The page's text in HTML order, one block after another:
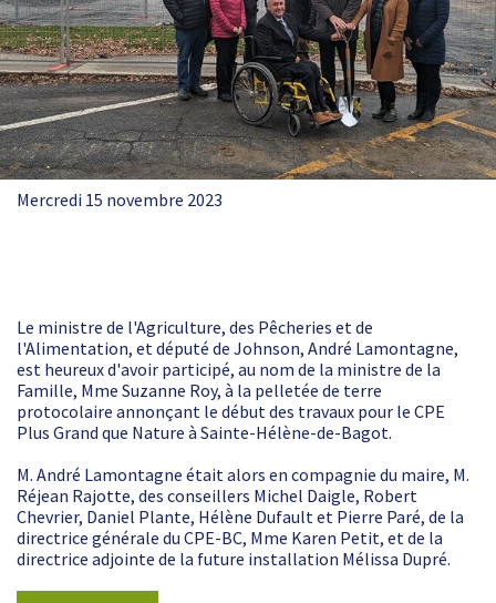
Mercredi 15 novembre 2023
Le ministre de l'Agriculture, des Pêcheries et de
l'Alimentation, et député de Johnson, André Lamontagne,
est heureux d'avoir participé, au nom de la ministre de la
Famille, Mme Suzanne Roy, à la pelletée de terre
protocolaire annonçant le début des travaux pour le CPE
Plus Grand que Nature à Sainte-Hélène-de-Bagot.
M. André Lamontagne était alors en compagnie du maire, M.
Réjean Rajotte, des conseillers Michel Daigle, Robert
Chevrier, Daniel Plante, Hélène Dufault et Pierre Paré, de la
directrice générale du CPE-BC, Mme Karen Petit, et de la
directrice adjointe de la future installation Mélissa Dupré.